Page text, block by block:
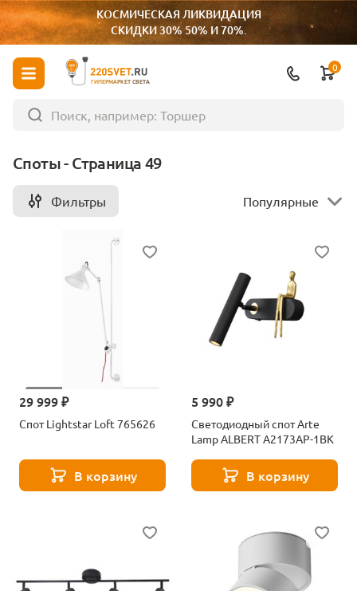
КОСМИЧЕСКАЯ ЛИКВИДАЦИЯ
СКИДКИ 30% 50% И 70%.
ГИПЕРМАРКЕТ СВЕТА
0
Споты - Страница 49
Фильтры Популярные
29 999 ₽
Спот Lightstar Loft 765626
В корзину
5 990 ₽
Светодиодный спот Arte
Lamp ALBERT A2173AP-1BK
В корзину